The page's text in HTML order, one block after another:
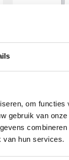
om
gebruik van
van hun services.
€60,07